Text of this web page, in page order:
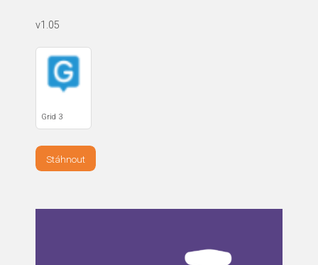
v1.05
Grid 3
Stáhnout